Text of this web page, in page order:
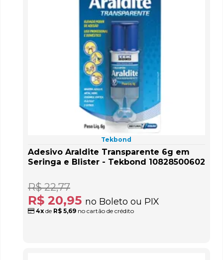
Tekbond
Adesivo Araldite Transparente 6g em
Seringa e Blister - Tekbond 10828500602
R$ 20,95 no Boleto ou PIX
R$ 22,77
4x de R$ 5,69 no cartão de crédito